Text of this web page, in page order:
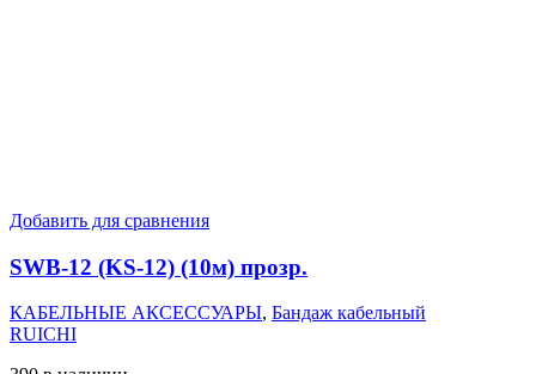
Добавить для сравнения
SWB-12 (KS-12) (10м) прозр.
КАБЕЛЬНЫЕ АКСЕССУАРЫ, Бандаж кабельный
RUICHI